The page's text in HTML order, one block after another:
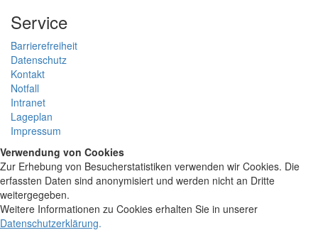
Service
Barrierefreiheit
Datenschutz
Kontakt
Notfall
Intranet
Lageplan
Impressum
Verwendung von Cookies
Zur Erhebung von Besucherstatistiken verwenden wir Cookies. Die
erfassten Daten sind anonymisiert und werden nicht an Dritte
weitergegeben.
Weitere Informationen zu Cookies erhalten Sie in unserer
Datenschutzerklärung.